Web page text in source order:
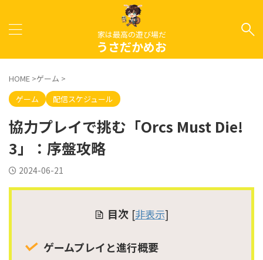
家は最高の遊び場だ
うさだかめお
HOME >ゲーム >
ゲーム
配信スケジュール
協力プレイで挑む「Orcs Must Die!
3」：序盤攻略
2024-06-21
目次 [非表示]
ゲームプレイと進行概要